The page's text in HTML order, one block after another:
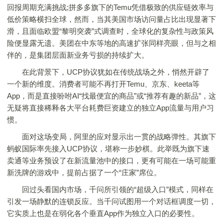
回报周期充满挑战;拼多多旗下的Temu凭借极致的供应链效率与
低价策略横扫全球，然而，当其美国市场访问量占比出现显著下
滑，且面临欧盟“黎明突袭”式调查时，全球化的复杂性与政策风
险便显露无遗。美团在中东等地的高速扩张同样亮眼，但与之相
伴的，是集团层面新业务亏损的持续扩大。
在此背景下，UCP协议犹如在传统战场之外，悄然开辟了
一个新的维度。消费者可能不再打开Temu、京东、keeta等
App，而是直接吩咐AI“找最便宜的商品”或“推荐有趣的新品”，这
无疑将直接稀释各大平台耗费巨资建立的独立App流量与用户习
惯。
面对这场变局，阿里的应对显示出一贯的战略弹性。其旗下
蚂蚁国际率先接入UCP协议，堪称一步妙棋。此举既为旗下速
卖通等业务预设了在新流量池中的接口，更有可能在一场可能重
新洗牌的游戏中，提前占据了一个“庄家”席位。
回过头看国内市场，千问所引领的“超级入口”模式，同样在
引发一场静默的连锁反应。当千问试图用一个对话框调度一切，
它实质上也是在弱化各个垂直App作为独立入口的必要性。